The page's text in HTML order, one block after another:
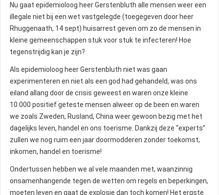
Nu gaat epidemioloog heer Gerstenbluth alle mensen weer een
illegale niet bij een wet vastgelegde (toegegeven door heer
Rhuggenaath, 14 sept) huisarrest geven om zo de mensen in
kleine gemeenschappen stuk voor stuk te infecteren! Hoe
tegenstrijdig kan je zijn?
Als epidemioloog heer Gerstenbluth niet was gaan
experimenteren en niet als een god had gehandeld, was ons
eiland allang door de crisis geweest en waren onze kleine
10.000 positief geteste mensen alweer op de been en waren
we zoals Zweden, Rusland, China weer gewoon bezig met het
dagelijks leven, handel en ons toerisme. Dankzij deze “experts”
zullen we nog ruim een jaar doormodderen zonder toekomst,
inkomen, handel en toerisme!
Ondertussen hebben we al vele maanden met, waanzinnig
onsamenhangende tegen de wetten om regels en beperkingen,
moeten leven en gaat de explosie dan toch komen! Het ergste